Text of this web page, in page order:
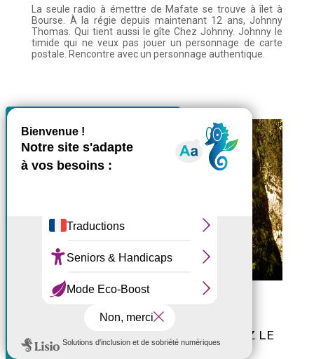
Tout accepter
Tout refuser
Masquer le
Lire la suite
La seule radio à émettre de Mafate se trouve à îlet à
Bourse. À la régie depuis maintenant 12 ans, Johnny
Thomas. Qui tient aussi le gîte Chez Johnny. Johnny le
timide qui ne veux pas jouer un personnage de carte
postale. Rencontre avec un personnage authentique.
Portraits de Réunionnais
ALEXIS VINCENT D'AYAPANA : SUIVEZ LE
GUIDE